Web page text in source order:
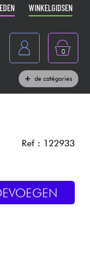
WINKELGIDSEN
0
de catégories
Ref : 122933